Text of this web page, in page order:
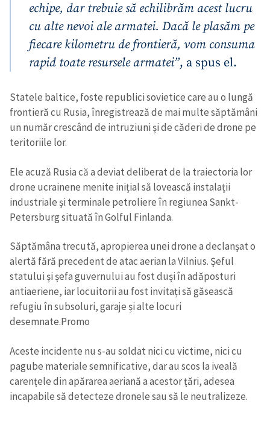
echipe, dar trebuie să echilibrăm acest lucru
cu alte nevoi ale armatei. Dacă le plasăm pe
fiecare kilometru de frontieră, vom consuma
rapid toate resursele armatei”, a spus el.
Statele baltice, foste republici sovietice care au o lungă
frontieră cu Rusia, înregistrează de mai multe săptămâni
un număr crescând de intruziuni și de căderi de drone pe
teritoriile lor.
Ele acuză Rusia că a deviat deliberat de la traiectoria lor
drone ucrainene menite inițial să lovească instalații
industriale și terminale petroliere în regiunea Sankt-
Petersburg situată în Golful Finlanda.
Săptămâna trecută, apropierea unei drone a declanșat o
alertă fără precedent de atac aerian la Vilnius. Șeful
statului și șefa guvernului au fost duși în adăposturi
antiaeriene, iar locuitorii au fost invitați să găsească
refugiu în subsoluri, garaje și alte locuri
desemnate.Promo
Aceste incidente nu s-au soldat nici cu victime, nici cu
pagube materiale semnificative, dar au scos la iveală
carențele din apărarea aeriană a acestor țări, adesea
incapabile să detecteze dronele sau să le neutralizeze.